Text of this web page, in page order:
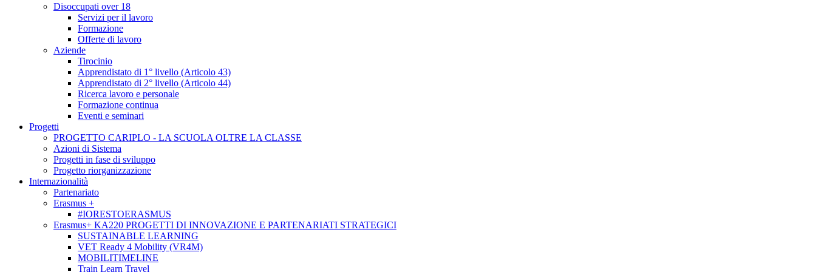
Disoccupati over 18
Servizi per il lavoro
Formazione
Offerte di lavoro
Aziende
Tirocinio
Apprendistato di 1° livello (Articolo 43)
Apprendistato di 2° livello (Articolo 44)
Ricerca lavoro e personale
Formazione continua
Eventi e seminari
Progetti
PROGETTO CARIPLO - LA SCUOLA OLTRE LA CLASSE
Azioni di Sistema
Progetti in fase di sviluppo
Progetto riorganizzazione
Internazionalità
Partenariato
Erasmus +
#IORESTOERASMUS
Erasmus+ KA220 PROGETTI DI INNOVAZIONE E PARTENARIATI STRATEGICI
SUSTAINABLE LEARNING
VET Ready 4 Mobility (VR4M)
MOBILITIMELINE
Train Learn Travel